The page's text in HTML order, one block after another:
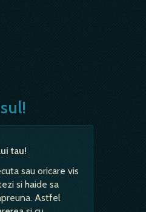
tau!
sau oricare vis
si haide sa
Astfel